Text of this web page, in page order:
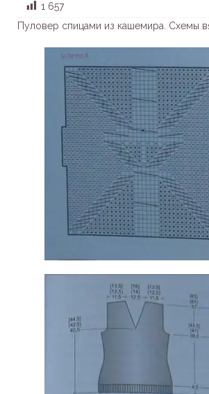
1 657
Пуловер спицами из кашемира. Схемы